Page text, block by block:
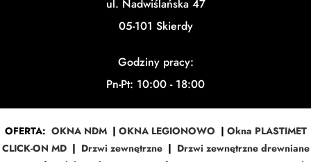
ul. Nadwiślańska 47
05-101 Skierdy
Godziny pracy:
Pn-Pt: 10:00 - 18:00
OFERTA: OKNA NDM| OKNA LEGIONOWO | Okna PLASTIMET
CLICK-ON MD| Drzwi zewnętrzne| Drzwi zewnętrzne drewniane